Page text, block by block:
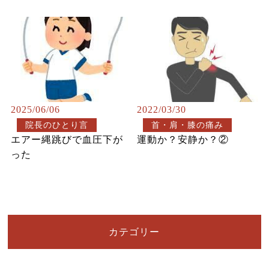
2025/06/06
院長のひとり言
エアー縄跳びで血圧下が
った
2022/03/30
首・肩・膝の痛み
運動か？安静か？②
カテゴリー